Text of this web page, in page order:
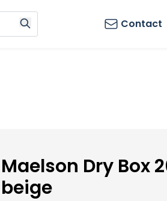
Contact
Maelson Dry Box
beige